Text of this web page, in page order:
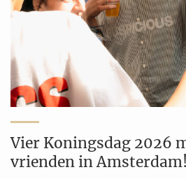
Vier Koningsdag 2026
vrienden in Amsterdam!